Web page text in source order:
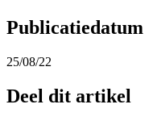
Publicatiedatum
25/08/22
Deel dit artikel